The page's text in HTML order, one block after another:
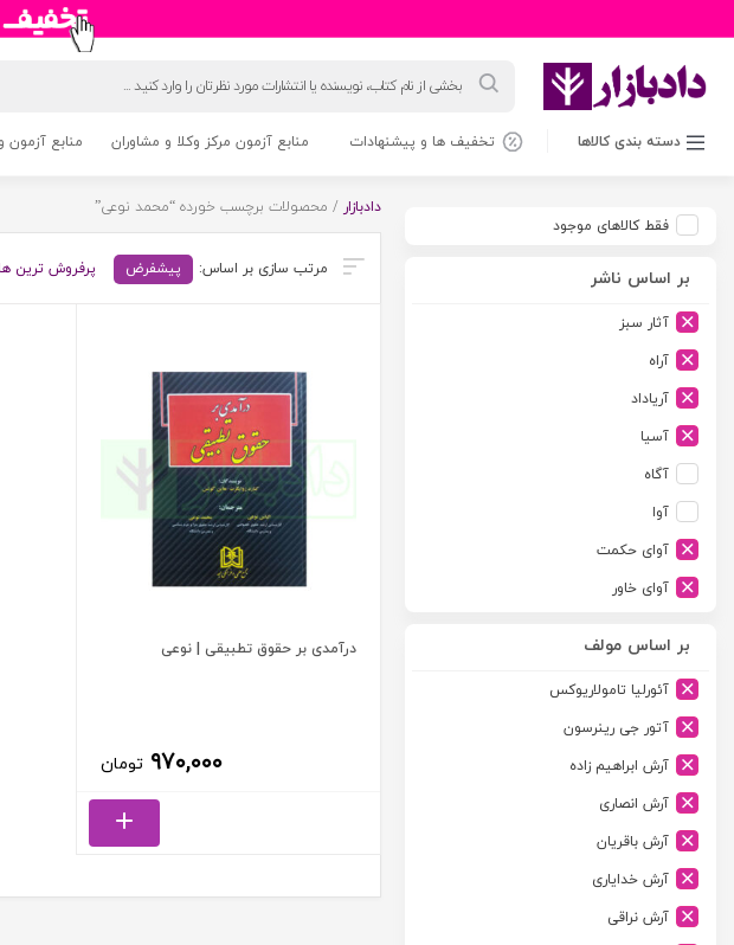
محصولات
دسته بندی کالاها تخفیف ها و پیشنهادات منابع آزمون مرکز وکلا و مشاوران منابع آزمون
فقط کالاهای موجود
بر اساس ناشر
آثار سبز
آراه
آریاداد
آسیا
آگاه
آوا
آوای حکمت
آوای خاور
آیدین
ارجمند
ارسطو
ارشد
اسلامیه
اشکان
اطلاعات
بر اساس مولف
آئورلیا تامولاریوکس
آتور جی رینرسون
آرش ابراهیم زاده
آرش انصاری
آرش باقریان
آرش خدایاری
آرش نراقی
دادبازار / محصولات برچسب خورده “محمد نوعی”
پیشفرض پرفروش ترین
درآمدی بر حقوق تطبیقی | نوعی
۹۷۰,۰۰۰ تومان